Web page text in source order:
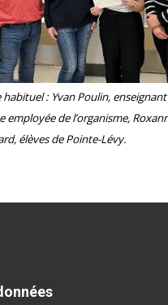
habituel : Yvan Poulin,
employée de l’organisme,
élèves de Pointe-Lévy.